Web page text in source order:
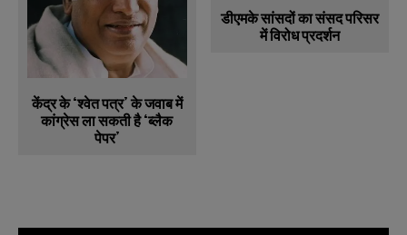
केंद्र के ‘श्वेत पत्र’ के जवाब में
कांग्रेस ला सकती है ‘ब्लैक
पेपर’
डीएमके सांसदों का संसद परिसर
में विरोध प्रदर्शन